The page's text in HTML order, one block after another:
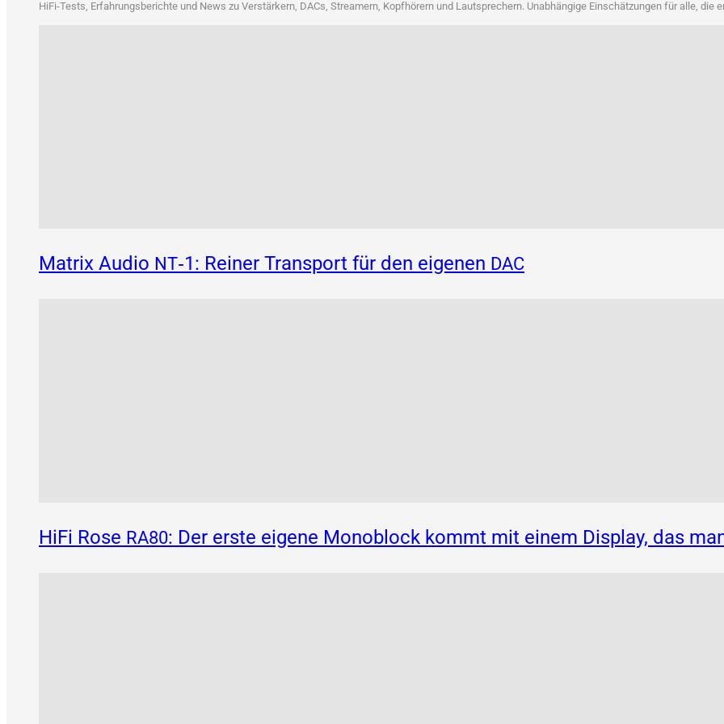
HiFi-Tests, Erfah­rungs­be­rich­te und News zu Ver­stär­kern, DACs, Strea­mern, Kopf­hö­rern und Laut­spre­chern. Unab­hän­gi­ge Ein­schät­zun­gen für alle, die
Matrix Audio NT‑1: Reiner Transport für den eigenen DAC
HiFi Rose RA80: Der erste eigene Monoblock kommt mit einem Display, das